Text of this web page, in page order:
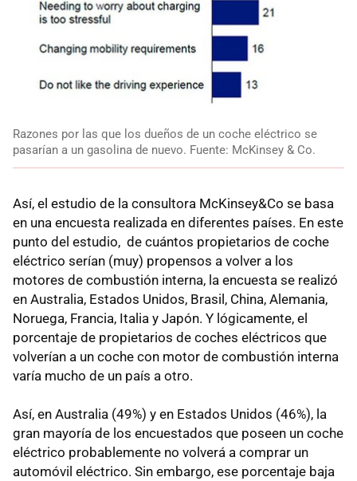
Razones por las que los dueños de un coche eléctrico se
pasarían a un gasolina de nuevo. Fuente: McKinsey & Co.
Así, el estudio de la consultora McKinsey&Co se basa
en una encuesta realizada en diferentes países. En este
punto del estudio, de cuántos propietarios de coche
eléctrico serían (muy) propensos a volver a los
motores de combustión interna, la encuesta se realizó
en Australia, Estados Unidos, Brasil, China, Alemania,
Noruega, Francia, Italia y Japón. Y lógicamente, el
porcentaje de propietarios de coches eléctricos que
volverían a un coche con motor de combustión interna
varía mucho de un país a otro.
Así, en Australia (49%) y en Estados Unidos (46%), la
gran mayoría de los encuestados que poseen un coche
eléctrico probablemente no volverá a comprar un
automóvil eléctrico. Sin embargo, ese porcentaje baja